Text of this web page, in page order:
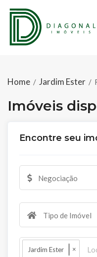
Home / Jardim Ester /
Imóveis
Encontre seu
Negociação
Tipo de Imóvel
Jardim Ester ×